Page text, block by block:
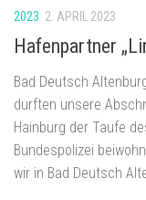
2023 2. APRIL 2023
Hafenpartner
Bad Deutsch
durften unsere
Hainburg der Taufe
Bundespolizei
wir in Bad Deutsch